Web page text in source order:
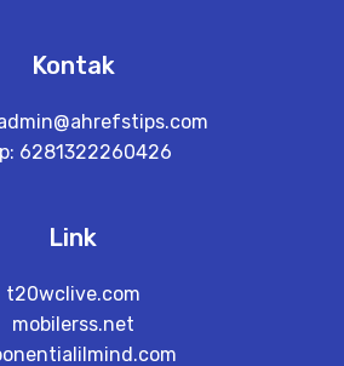
Kontak
6281322260426
Link
t20wclive.com
mobilerss.net